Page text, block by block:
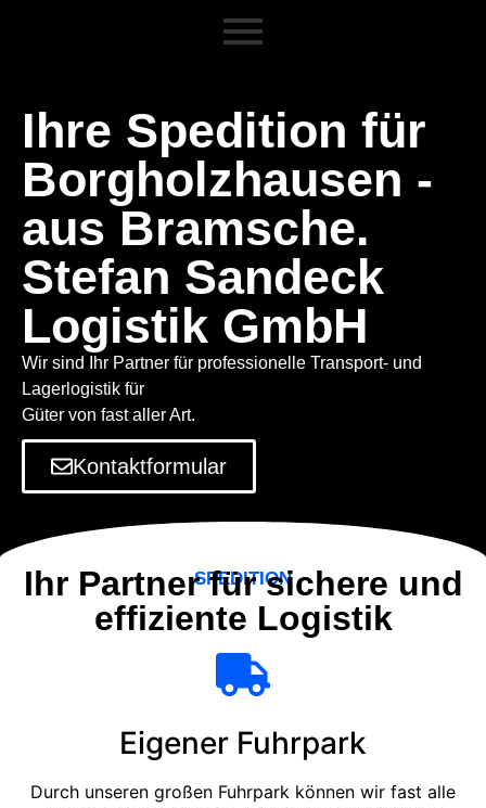
Ihre Spedition für
Borgholzhausen -
aus Bramsche.
Stefan Sandeck
Logistik GmbH
Wir sind Ihr Partner für professionelle Transport- und
Lagerlogistik für
Güter von fast aller Art.
Kontaktformular
SPEDITION
Ihr Partner für sichere und
effiziente Logistik
Eigener Fuhrpark
Durch unseren großen Fuhrpark können wir fast alle